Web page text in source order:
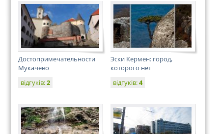
Достопримечательности
Мукачево
відгуків:2
Эски Кермен: город,
которого нет
відгуків:4